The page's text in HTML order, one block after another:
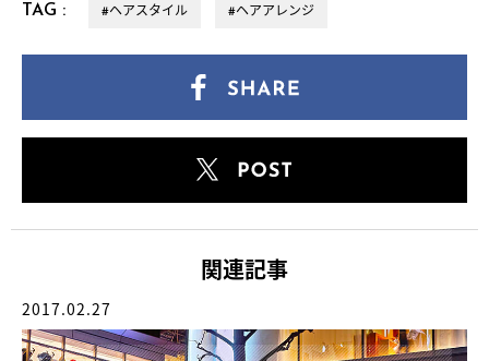
TAG : #ヘアスタイル #ヘアアレンジ
関連記事
2017.02.27